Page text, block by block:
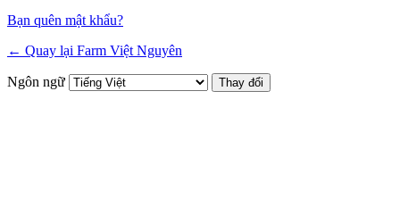
Bạn quên mật khẩu?
← Quay lại Farm Việt Nguyên
Ngôn ngữ